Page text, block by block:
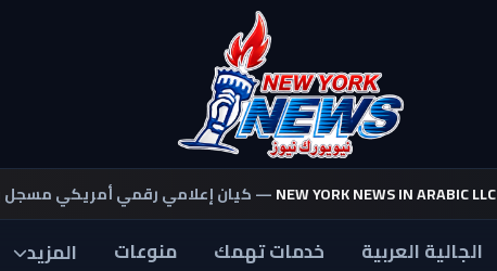
NEW YORK NEWS IN ARABIC LLC— كيان إعلامي رقمي أمريكي مسجل
الجالية العربية خدمات تهمك منوعات المزيد